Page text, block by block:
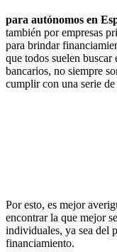
para autónomos en
también por empresas
para brindar
que todos suelen
bancarios, no siempre
cumplir con una serie
Por esto, es mejor
encontrar la que mejor
individuales, ya sea del
financiamiento.